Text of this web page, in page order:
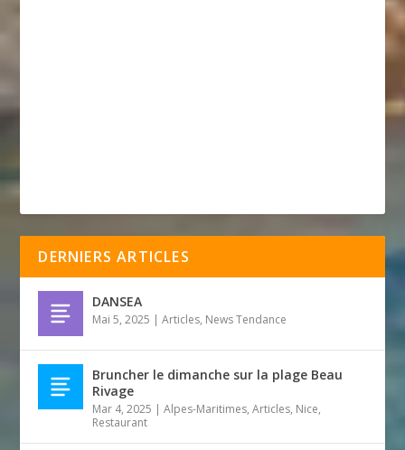
DERNIERS ARTICLES
DANSEA
Mai 5, 2025 |Articles, News Tendance
Bruncher le dimanche sur la plage Beau
Rivage
Mar 4, 2025 |Alpes-Maritimes,Articles, Nice,
Restaurant